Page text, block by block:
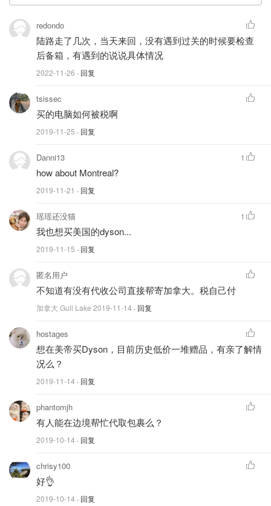
工作人员收到货物后，你可以随时在 CBI 仓库取货，需要
排取件。
在将包裹运送到 CBI 仓库之前，无需通知 CBI。
2、The UPS Store - Lewiston, NY
地址：793 Center St, Lewiston, NY, 14092
按照以下 3 个步骤接收包裹
第一步：访问在线包裹受理网站并注册一个帐户。注册时，
redondo
陆路走了几次，当天来回，没有遇到过关的时候要检查
后备箱，有遇到的说说具体情况
2022-11-26 · 回复
tsissec
买的电脑如何被税啊
2019-11-25 · 回复
Danni13
how about Montreal?
2019-11-21 · 回复
1
瑶瑶还没猫
我也想买美国的dyson...
2019-11-15 · 回复
1
匿名用户
不知道有没有代收公司直接帮寄加拿大。税自己付
加拿大 Gull Lake 2019-11-14 · 回复
hostages
想在美帝买Dyson，目前历史低价一堆赠品，有亲了解情
况么？
2019-11-14 · 回复
phantomjh
有人能在边境帮忙代取包裹么？
2019-10-14 · 回复
chrisy100
好👌
2019-10-14 · 回复